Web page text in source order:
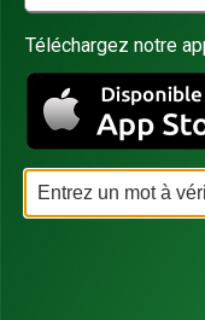
Téléchargez notre